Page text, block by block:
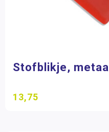
Stofblikje, metaal
13,75